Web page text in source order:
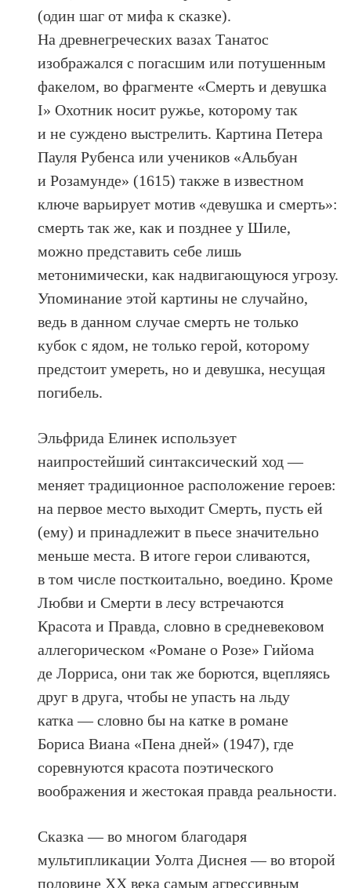
(один шаг от мифа к сказке).
На древнегреческих вазах Танатос
изображался с погасшим или потушенным
факелом, во фрагменте «Смерть и девушка
I» Охотник носит ружье, которому так
и не суждено выстрелить. Картина Петера
Пауля Рубенса или учеников «Альбуан
и Розамунде» (1615) также в известном
ключе варьирует мотив «девушка и смерть»:
смерть так же, как и позднее у Шиле,
можно представить себе лишь
метонимически, как надвигающуюся угрозу.
Упоминание этой картины не случайно,
ведь в данном случае смерть не только
кубок с ядом, не только герой, которому
предстоит умереть, но и девушка, несущая
погибель.
Эльфрида Елинек использует
наипростейший синтаксический ход —
меняет традиционное расположение героев:
на первое место выходит Смерть, пусть ей
(ему) и принадлежит в пьесе значительно
меньше места. В итоге герои сливаются,
в том числе посткоитально, воедино. Кроме
Любви и Смерти в лесу встречаются
Красота и Правда, словно в средневековом
аллегорическом «Романе о Розе» Гийома
де Лорриса, они так же борются, вцепляясь
друг в друга, чтобы не упасть на льду
катка — словно бы на катке в романе
Бориса Виана «Пена дней» (1947), где
соревнуются красота поэтического
воображения и жестокая правда реальности.
Сказка — во многом благодаря
мультипликации Уолта Диснея — во второй
половине ХХ века самым агрессивным